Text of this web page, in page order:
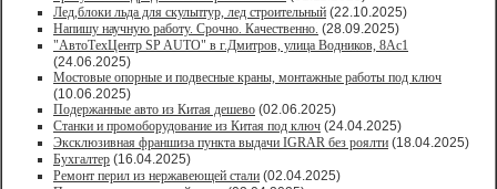
Лед,блоки льда для скульптур, лед строительный (22.10.2025)
Напишу научную работу. Срочно. Качественно. (28.09.2025)
"АвтоТехЦентр SP AUTO" в г.Дмитров, улица Водников, 8Ас1
(24.06.2025)
Мостовые опорные и подвесные краны, монтажные работы под ключ
(10.06.2025)
Подержанные авто из Китая дешево (02.06.2025)
Станки и промоборудование из Китая под ключ (24.04.2025)
Эксклюзивная франшиза пункта выдачи IGRAR без роялти (18.04.2025)
Бухгалтер (16.04.2025)
Ремонт перил из нержавеющей стали (02.04.2025)